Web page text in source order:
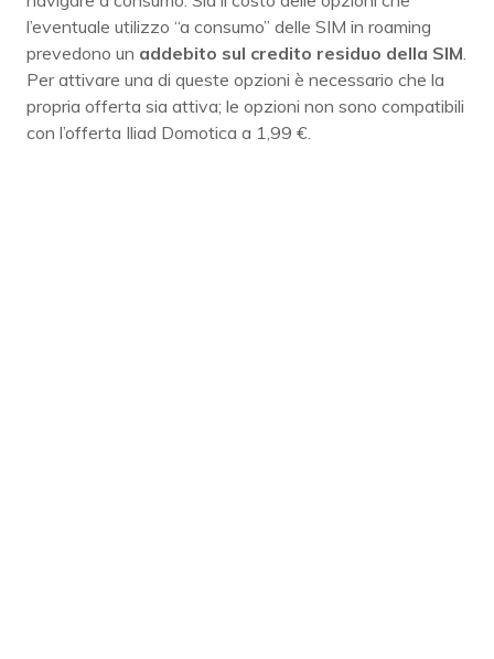
l’eventuale utilizzo “a consumo” delle SIM in roaming
prevedono un addebito sul credito residuo della SIM
Per attivare una di queste opzioni è necessario che la
propria offerta sia attiva; le opzioni non sono compatibili
con l’offerta Iliad Domotica a 1,99 €.